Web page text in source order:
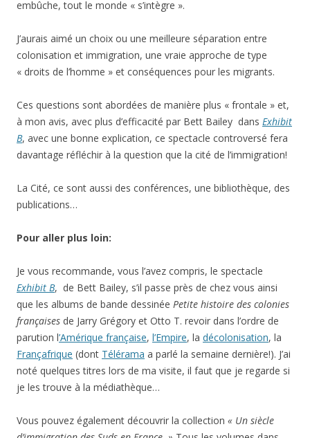
embûche, tout le monde « s’intègre ».
J’aurais aimé un choix ou une meilleure séparation entre
colonisation et immigration, une vraie approche de type
« droits de l’homme » et conséquences pour les migrants.
Ces questions sont abordées de manière plus « frontale » et,
à mon avis, avec plus d’efficacité par Bett Bailey dans Exhibit
B, avec une bonne explication, ce spectacle controversé fera
davantage réfléchir à la question que la cité de l’immigration!
La Cité, ce sont aussi des conférences, une bibliothèque, des
publications…
Pour aller plus loin:
Je vous recommande, vous l’avez compris, le spectacle
Exhibit B, de Bett Bailey, s’il passe près de chez vous ainsi
que les albums de bande dessinée Petite histoire des colonies
françaises de Jarry Grégory et Otto T. revoir dans l’ordre de
parution l’Amérique française, l’Empire, la décolonisation, la
Françafrique (dont Télérama a parlé la semaine dernière!). J’ai
noté quelques titres lors de ma visite, il faut que je regarde si
je les trouve à la médiathèque…
Vous pouvez également découvrir la collection « Un siècle